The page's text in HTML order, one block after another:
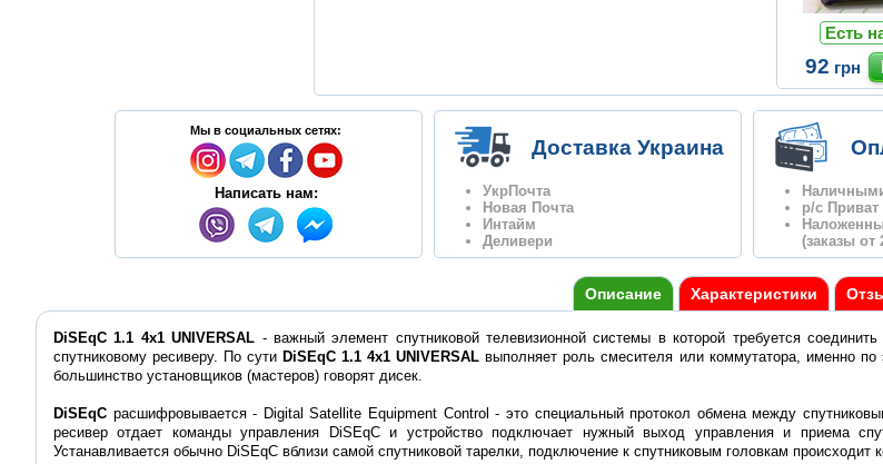
Есть
92 грн
Мы в социальных сетях:
Написать нам:
Доставка Украина
УкрПочта
Новая Почта
Интайм
Деливери
р/с Приват
(заказы от
Описание Характеристики
DiSEqC 1.1 4x1 UNIVERSAL - важный элемент спутниковой телевизионной системы в которой требуется
спутниковому ресиверу. По сути DiSEqC 1.1 4x1 UNIVERSALвыполняет роль смесителя или коммутатора, именно
большинство установщиков (мастеров) говорят дисек.
DiSEqC расшифровывается - Digital Satellite Equipment Control - это специальный протокол обмена между
ресивер отдает команды управления DiSEqС и устройство подключает нужный выход управления и приема
Устанавливается обычно DiSEqC вблизи самой спутниковой тарелки, подключение к спутниковым головкам